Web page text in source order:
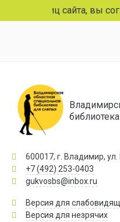
сайта, вы
600017, г. Владимир, ул.
+7 (492) 253-0403
gukvosbs@inbox.ru
Версия для
Версия для незрячих